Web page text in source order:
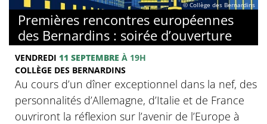
© Collège des Bernardins
Premières rencontres européennes
des Bernardins : soirée d’ouverture
VENDREDI 11 SEPTEMBRE À 19H
COLLÈGE DES BERNARDINS
Au cours d’un dîner exceptionnel dans la nef, des
personnalités d’Allemagne, d’Italie et de France
ouvriront la réflexion sur l’avenir de l’Europe à